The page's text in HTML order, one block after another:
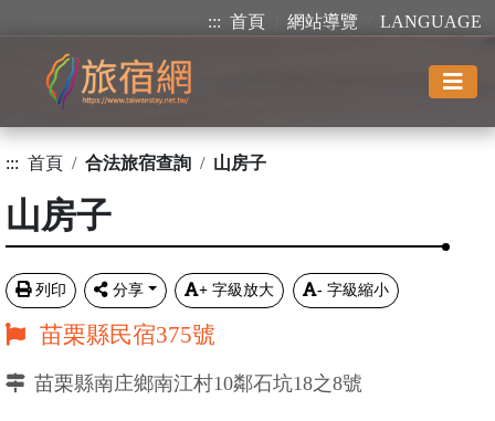
::: 首頁 網站導覽 LANGUAGE
::: 首頁 合法旅宿查詢 山房子
山房子
列印 分享 + 字級放大 - 字級縮小
苗栗縣民宿375號
苗栗縣南庄鄉南江村10鄰石坑18之8號